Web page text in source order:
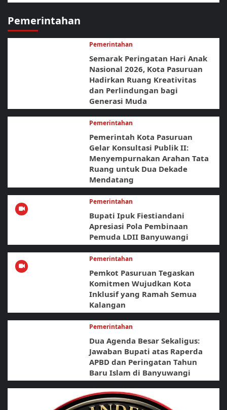
Pemerintahan
Pemerintahan
Semarak Peringatan Hari Anak
Nasional 2026, Kota Pasuruan
Hadirkan Ruang Kreativitas
dan Perlindungan bagi
Generasi Muda
Pemerintahan
Pemerintah Kota Pasuruan
Gelar Konsultasi Publik II:
Menyempurnakan Arahan Tata
Ruang untuk Dua Dekade
Mendatang
Pemerintahan
Bupati Ipuk Fiestiandani
Apresiasi Pola Pembinaan
Pemuda LDII Banyuwangi
Pemerintahan
Pemkot Pasuruan Tegaskan
Komitmen Wujudkan Kota
Inklusif yang Ramah Semua
Kalangan
Pemerintahan
Dua Agenda Besar Sekaligus:
Jawaban Bupati atas Raperda
APBD dan Peringatan Tahun
Baru Islam di Banyuwangi